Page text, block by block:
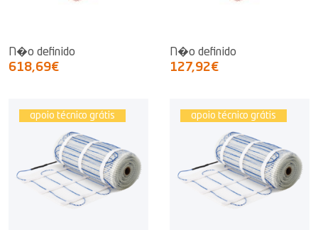
N�o definido
618,69€
N�o definido
127,92€
apoio técnico grátis apoio técnico grátis